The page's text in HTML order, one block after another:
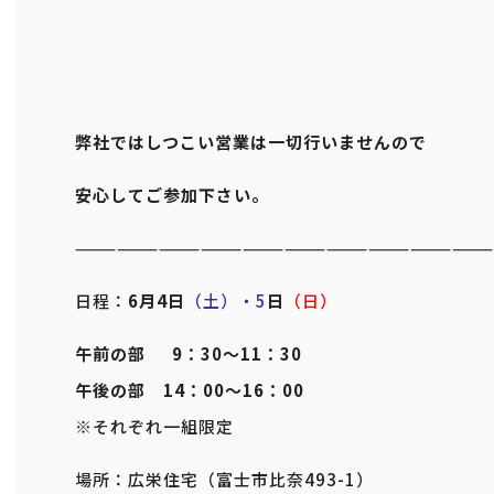
弊社ではしつこい営業は一切行いませんので
安心してご参加下さい。
日程： 6月4日 （土）・5 日 （日）
午前の部 9：30～11：30
午後の部 14：00～16：00
※それぞれ一組限定
場所：広栄住宅（富士市比奈493-1）